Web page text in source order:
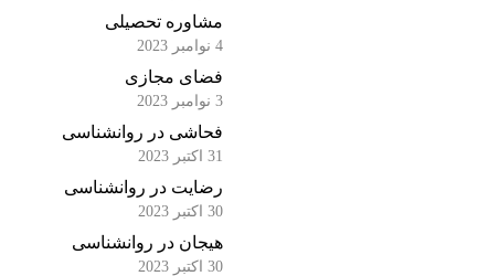
مشاوره تحصیلی
4 نوامبر 2023
فضای مجازی
3 نوامبر 2023
فحاشی در روانشناسی
31 اکتبر 2023
رضایت در روانشناسی
30 اکتبر 2023
هیجان در روانشناسی
30 اکتبر 2023